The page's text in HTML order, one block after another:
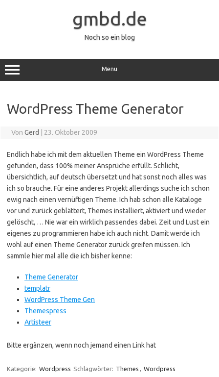
gmbd.de
Noch so ein blog
Menu
WordPress Theme Generator
Von Gerd 23. Oktober 2009
Endlich habe ich mit dem aktuellen Theme ein WordPress Theme
gefunden, dass 100% meiner Ansprüche erfüllt. Schlicht,
übersichtlich, auf deutsch übersetzt und hat sonst noch alles was
ich so brauche. Für eine anderes Projekt allerdings suche ich schon
ewig nach einen vernüftigen Theme. Ich hab schon alle Kataloge
vor und zurück geblättert, Themes installiert, aktiviert und wieder
gelöscht, … Nie war ein wirklich passendes dabei. Zeit und Lust ein
eigenes zu programmieren habe ich auch nicht. Damit werde ich
wohl auf einen Theme Generator zurück greifen müssen. Ich
sammle hier mal alle die ich bisher kenne:
Theme Generator
templatr
WordPress Theme Gen
Themespress
Artisteer
Bitte ergänzen, wenn noch jemand einen Link hat
Kategorie: Wordpress Schlagwörter: Themes , Wordpress